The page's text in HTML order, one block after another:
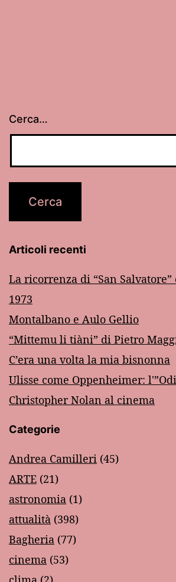
Cerca…
Articoli recenti
La ricorrenza di “San
1973
Montalbano e Aulo Gellio
“Mittemu li tiàni” di Pietro
C’era una volta la mia bisnonna
Ulisse come Oppenheimer:
Christopher Nolan al cinema
Categorie
Andrea Camilleri (45)
ARTE (21)
astronomia (1)
attualità (398)
Bagheria (77)
cinema (53)